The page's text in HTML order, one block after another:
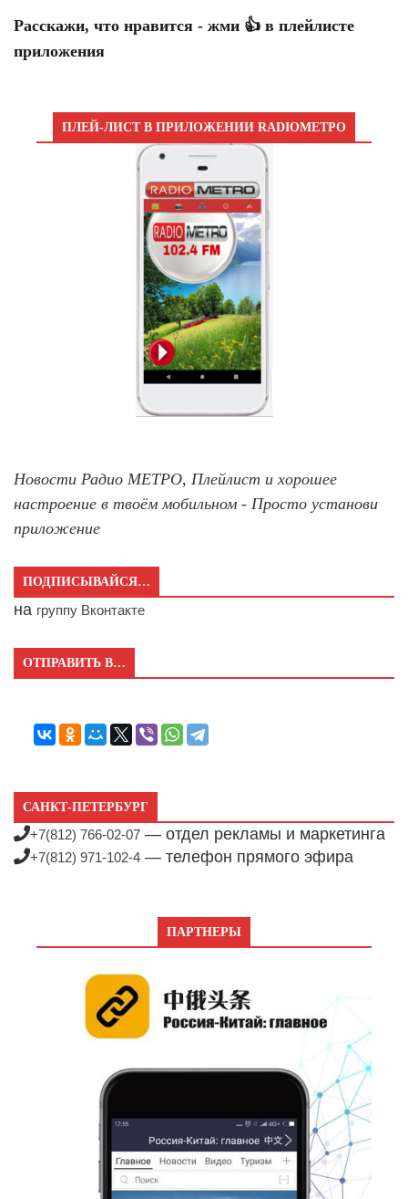
Расскажи, что нравится - жми 👍 в плейлисте
приложения
ПЛЕЙ-ЛИСТ В ПРИЛОЖЕНИИ RADIOМЕТРО
Новости Радио МЕТРО, Плейлист и хорошее
настроение в твоём мобильном - Просто установи
приложение
ПОДПИСЫВАЙСЯ…
на группу Вконтакте
ОТПРАВИТЬ В…
САНКТ-ПЕТЕРБУРГ
+7(812) 766-02-07 — отдел рекламы и маркетинга
+7(812) 971-102-4 — телефон прямого эфира
ПАРТНЕРЫ